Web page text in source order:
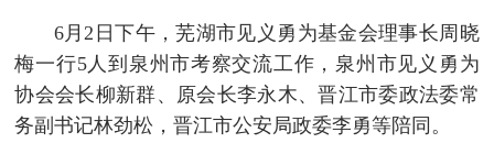
6月2日下午，芜湖市见义勇为基金会理事长周晓
梅一行5人到泉州市考察交流工作，泉州市见义勇为
协会会长柳新群、原会长李永木、晋江市委政法委常
务副书记林劲松，晋江市公安局政委李勇等陪同。